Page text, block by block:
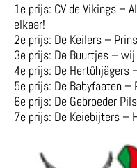
1e prijs: CV de Vikings –
elkaar!
2e prijs: De Keilers –
3e prijs: De Buurtjes –
4e prijs: De Hertûhjägers
5e prijs: De Babyfaaten –
6e prijs: De Gebroeder
7e prijs: De Keiebijters –